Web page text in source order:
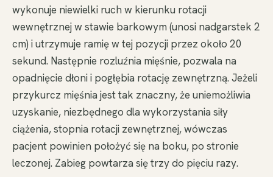
wykonuje niewielki ruch w kierunku rotacji
wewnętrznej w stawie barkowym (unosi nadgarstek 2
cm) i utrzymuje ramię w tej pozycji przez około 20
sekund. Następnie rozluźnia mięśnie, pozwala na
opadnięcie dłoni i pogłębia rotację zewnętrzną. Jeżeli
przykurcz mięśnia jest tak znaczny, że uniemożliwia
uzyskanie, niezbędnego dla wykorzystania siły
ciążenia, stopnia rotacji zewnętrznej, wówczas
pacjent powinien położyć się na boku, po stronie
leczonej. Zabieg powtarza się trzy do pięciu razy.